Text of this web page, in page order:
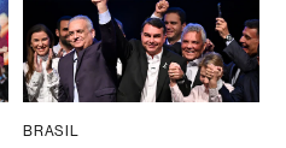
BRASIL